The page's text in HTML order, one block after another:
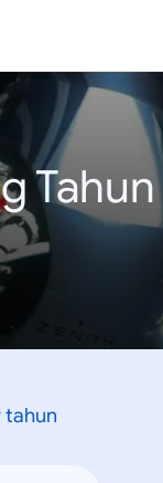
Tahun
tahun